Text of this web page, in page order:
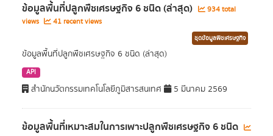
ข้อมูลพื้นที่ปลูกพืชเศรษฐกิจ 6 ชนิด (ล่าสุด)
934 total
views
41 recent views
ชุดข้อมูลพืชเศรษฐกิจ
ข้อมูลพื้นที่ปลูกพืชเศรษฐกิจ 6 ชนิด (ล่าสุด)
API
สำนักนวัตกรรมเทคโนโลยีภูมิสารสนเทศ 5 มีนาคม 2569
ข้อมูลพื้นที่เหมาะสมในการเพาะปลูกพืชเศรษฐกิจ 6 ชนิด